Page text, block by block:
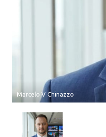
Marcelo V Chinazzo